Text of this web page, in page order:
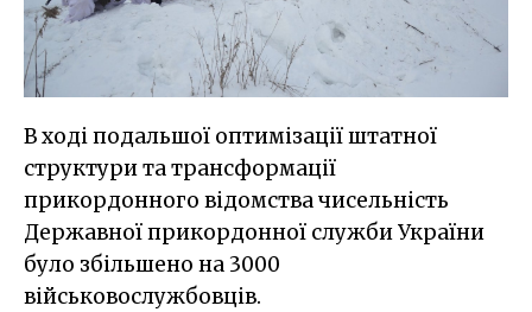
В ході подальшої оптимізації штатної
структури та трансформації
прикордонного відомства чисельність
Державної прикордонної служби України
було збільшено на 3000
військовослужбовців.